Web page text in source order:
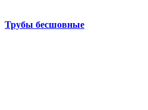
Трубы бесшовные